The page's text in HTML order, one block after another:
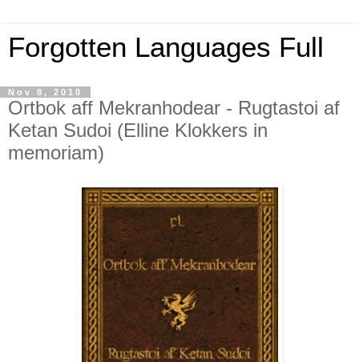
Forgotten Languages Full
Nov 8, 2010
Ortbok aff Mekranhodear - Rugtastoi af
Ketan Sudoi (Elline Klokkers in
memoriam)